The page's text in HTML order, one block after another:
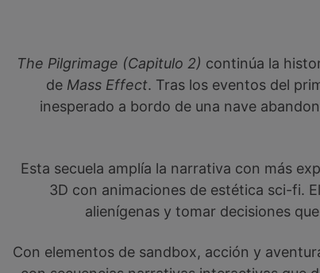
The Pilgrimage (Capitulo 2) continúa la
de Mass Effect. Tras los eventos del
inesperado a bordo de una nave
Esta secuela amplía la narrativa con más
3D con animaciones de estética sci-fi.
alienígenas y tomar decisiones
Con elementos de sandbox, acción y